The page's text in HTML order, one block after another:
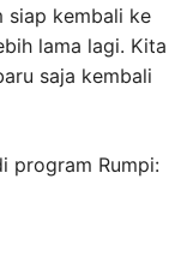
siap kembali ke
lama lagi. Kita
saja kembali
program Rumpi: